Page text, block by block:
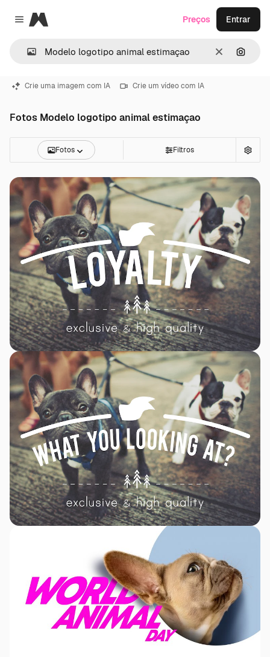
Close menu
Magnific
Limpar
Preços Entrar
Crie uma imagem com IA Crie um vídeo com IA
Fotos Modelo logotipo animal estimaçao
Fotos Filtros